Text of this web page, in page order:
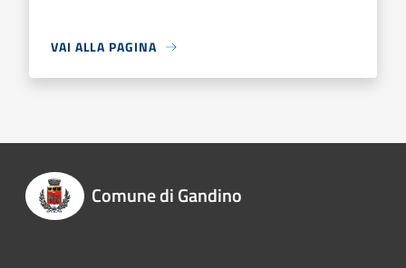
VAI ALLA PAGINA
Comune di Gandino